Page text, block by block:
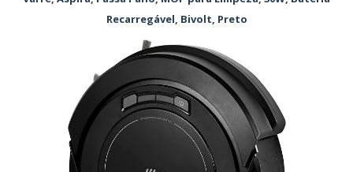
Recarregável, Bivolt, Preto